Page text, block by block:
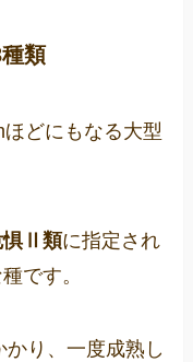
類
どにもなる大型
惧Ⅱ類に指定され
です。
かり、一度成熟し